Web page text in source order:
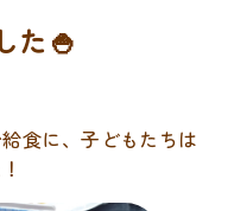
た🍚
食に、子どもたちは